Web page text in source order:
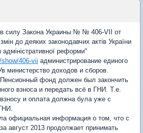
в силу Закона Украины № № 406-VII от
до деяких законодавчих актів України
реформи"
406-vii администрирование единого
министерство доходов и сборов.
Пенсионный фонд должен был закончить
взноса и передать всё в ГНИ. Т.е.
и оплата должна була уже с
официальная информация о том, что с
август 2013 продолжает принимать